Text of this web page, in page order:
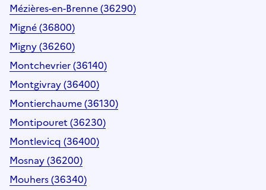
Mézières-en-Brenne (36290)
Migné (36800)
Migny (36260)
Montchevrier (36140)
Montgivray (36400)
Montierchaume (36130)
Montipouret (36230)
Montlevicq (36400)
Mosnay (36200)
Mouhers (36340)